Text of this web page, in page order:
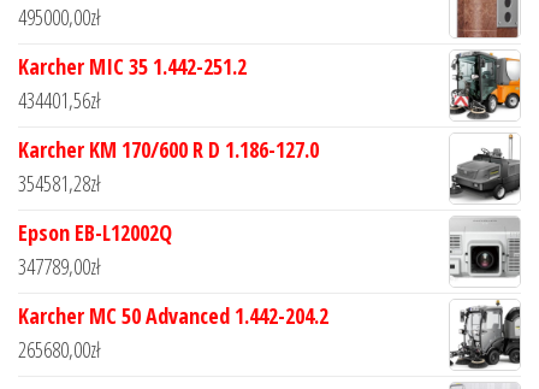
495000,00zł
Karcher MIC 35 1.442-251.2
434401,56zł
Karcher KM 170/600 R D 1.186-127.0
354581,28zł
Epson EB-L12002Q
347789,00zł
Karcher MC 50 Advanced 1.442-204.2
265680,00zł